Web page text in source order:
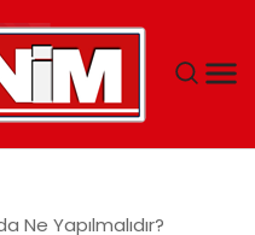
Ne Yapılmalıdır?